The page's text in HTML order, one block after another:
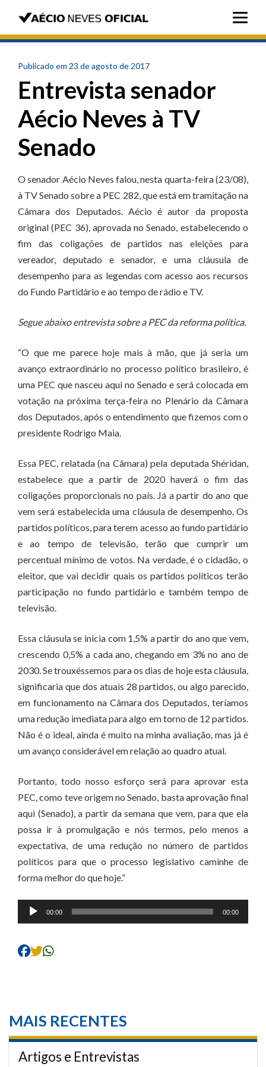
Publicado em 23 de agosto de 2017
Entrevista senador
Aécio Neves à TV
Senado
O senador Aécio Neves falou, nesta quarta-feira (23/08),
à TV Senado sobre a PEC 282, que está em tramitação na
Câmara dos Deputados. Aécio é autor da proposta
original (PEC 36), aprovada no Senado, estabelecendo o
fim das coligações de partidos nas eleições para
vereador, deputado e senador, e uma cláusula de
desempenho para as legendas com acesso aos recursos
do Fundo Partidário e ao tempo de rádio e TV.
Segue abaixo entrevista sobre a PEC da reforma política.
“O que me parece hoje mais à mão, que já seria um
avanço extraordinário no processo político brasileiro, é
uma PEC que nasceu aqui no Senado e será colocada em
votação na próxima terça-feira no Plenário da Câmara
dos Deputados, após o entendimento que fizemos com o
presidente Rodrigo Maia.
Essa PEC, relatada (na Câmara) pela deputada Shéridan,
estabelece que a partir de 2020 haverá o fim das
coligações proporcionais no país. Já a partir do ano que
vem será estabelecida uma cláusula de desempenho. Os
partidos políticos, para terem acesso ao fundo partidário
e ao tempo de televisão, terão que cumprir um
percentual mínimo de votos. Na verdade, é o cidadão, o
eleitor, que vai decidir quais os partidos políticos terão
participação no fundo partidário e também tempo de
televisão.
Essa cláusula se inicia com 1,5% a partir do ano que vem,
crescendo 0,5% a cada ano, chegando em 3% no ano de
2030. Se trouxéssemos para os dias de hoje esta cláusula,
significaria que dos atuais 28 partidos, ou algo parecido,
em funcionamento na Câmara dos Deputados, teríamos
uma redução imediata para algo em torno de 12 partidos.
Não é o ideal, ainda é muito na minha avaliação, mas já é
um avanço considerável em relação ao quadro atual.
Portanto, todo nosso esforço será para aprovar esta
PEC, como teve origem no Senado, basta aprovação final
aqui (Senado), a partir da semana que vem, para que ela
possa ir à promulgação e nós termos, pelo menos a
expectativa, de uma redução no número de partidos
políticos para que o processo legislativo caminhe de
forma melhor do que hoje.”
Tocador
de
00:00 00:00
MAIS RECENTES
Artigos e Entrevistas